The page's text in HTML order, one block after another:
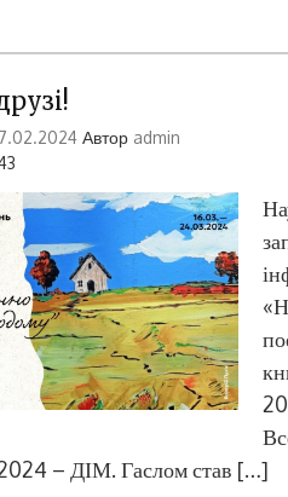
Автор admin
2024 – ДІМ. Гаслом став […]